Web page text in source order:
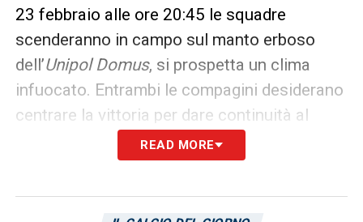
23 febbraio alle ore 20:45 le squadre
scenderanno in campo sul manto erboso
dell’Unipol Domus, si prospetta un clima
infuocato. Entrambi le compagini desiderano
centrare la vittoria per dare continuità al
proprio percorso. I rossoblù incontrano
Weston McKennie, andiamo ad analizzare i
stagione di Serie A:
READ MORE